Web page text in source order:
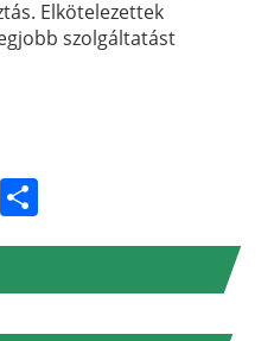
Elkötelezettek
szolgáltatást
LinkedIn